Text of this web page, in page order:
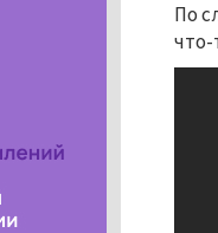
По
что-